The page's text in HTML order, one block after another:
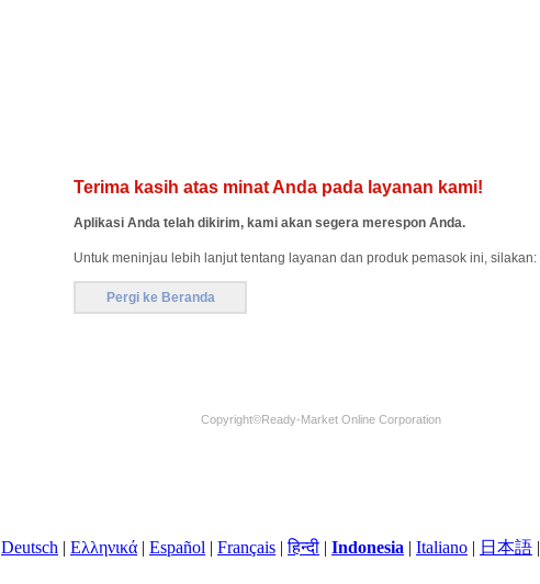
Terima kasih atas minat Anda pada layanan kami!
Aplikasi Anda telah dikirim, kami akan segera merespon Anda.
Untuk meninjau lebih lanjut tentang layanan dan produk pemasok ini, silakan:
Pergi ke Beranda
Copyright©Ready-Market Online Corporation
Deutsch | Ελληνικά | Español | Français |हिन्दी | Indonesia | Italiano | 日本語 |